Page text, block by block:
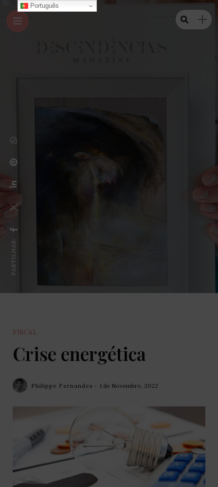
PARTILHAR:
FISCAL
Crise energética
Philippe Fernandes 1 de Novembro, 2022
Português